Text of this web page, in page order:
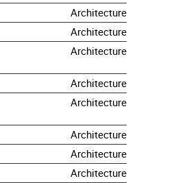
Architecture
Architecture
Architecture
Architecture
Architecture
Architecture
Architecture
Architecture